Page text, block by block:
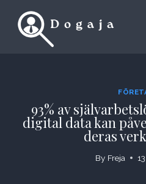
93% av
digital data kan
deras
By Freja